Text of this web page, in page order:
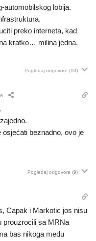
automobilskog lobija.
preko interneta, kad
kratko… milina jedna.
Pogledaj odgovore (10)
beznadno, ovo je
Pogledaj odgovore (9)
Capak i Markotic jos nisu
prouzrocili sa MRNa
bas nikoga medu